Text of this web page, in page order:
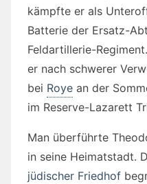
kämpfte er als
Batterie der Ersatz-
Feldartillerie-
er nach schwerer
bei Roye an der
im Reserve-Lazarett
Man überführte
in seine Heimatstadt.
jüdischer Friedhof